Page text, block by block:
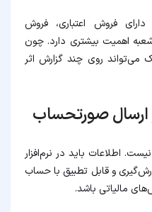
فروش اعتباری، فروش
اهمیت بیشتری دارد. چون
می‌تواند روی چند گزارش اثر
ارسال صورتحساب
اطلاعات باید در نرم‌افزار
و قابل تطبیق با حساب
مالیاتی باشد.